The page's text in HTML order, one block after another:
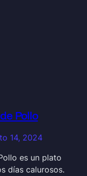
Pollo
14, 2024
es un plato
días calurosos.